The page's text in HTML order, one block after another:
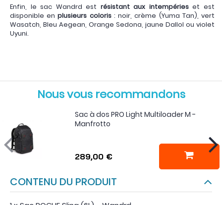
Enfin, le sac Wandrd est résistant aux intempérieset est
disponible enplusieurs coloris: noir, crème (Yuma Tan), vert
Wasatch, Bleu Aegean, Orange Sedona, jaune Dallol ou violet
Uyuni.
Nous vous recommandons
Sac à dos PRO Light Multiloader M -
Manfrotto
289,00 €
CONTENU DU PRODUIT